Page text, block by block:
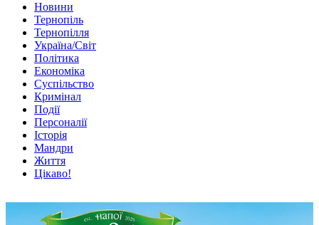
Новини
Тернопіль
Тернопілля
Україна/Світ
Політика
Економіка
Суспільство
Кримінал
Події
Персоналії
Історія
Мандри
Життя
Цікаво!